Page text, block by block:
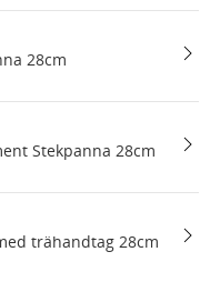
28cm
Stekpanna 28cm
trähandtag 28cm